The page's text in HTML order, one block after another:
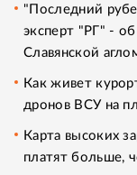
"Последний
эксперт "РГ" -
Славянской
Как живет
дронов ВСУ на
Карта высоких
платят больше,